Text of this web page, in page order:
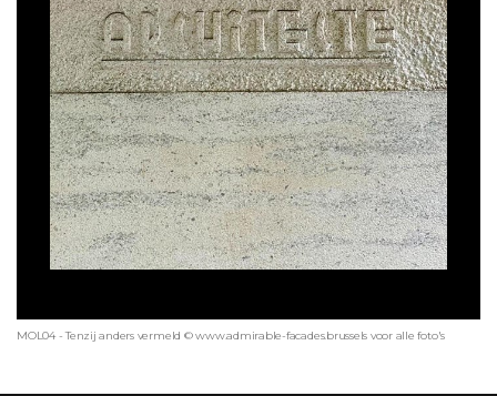
MOL04 - Tenzij anders vermeld © www.admirable-facades.brussels voor alle foto's